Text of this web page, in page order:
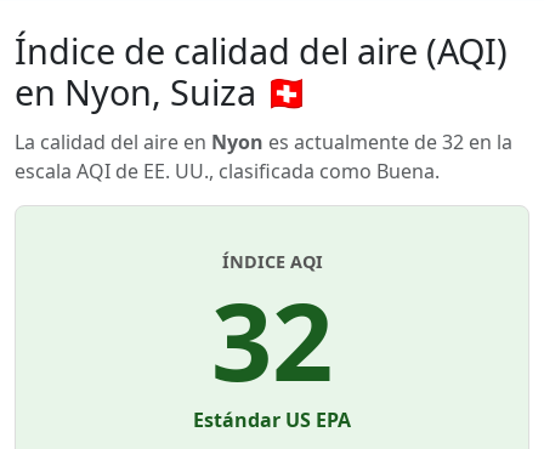
Índice de calidad del aire (AQI)
en Nyon, Suiza 🇨🇭
La calidad del aire en Nyon es actualmente de 32 en la
escala AQI de EE. UU., clasificada como Buena.
ÍNDICE AQI
32
Estándar US EPA